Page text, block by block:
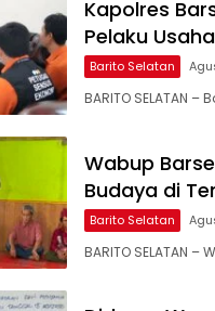
Kapolres
Pelaku
Barito Selatan
BARITO SELATAN
Wabup
Budaya di
Barito Selatan
BARITO SELATAN